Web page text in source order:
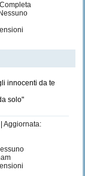
Nessuno
innocenti da te
solo"
Aggiornata: